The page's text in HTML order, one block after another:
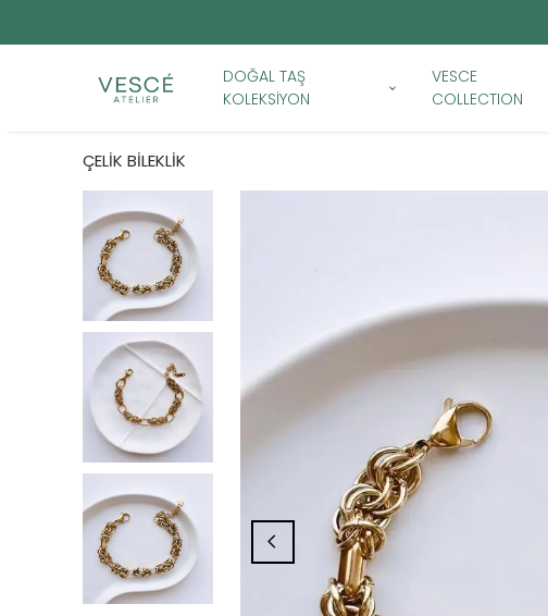
DOĞAL TAŞ
KOLEKSİYON
VESCE
COLLECTION
ÇELİK BİLEKLİK